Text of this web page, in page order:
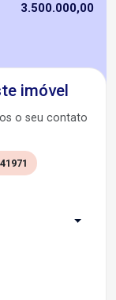
3.500.000,00
imóvel
o seu contato